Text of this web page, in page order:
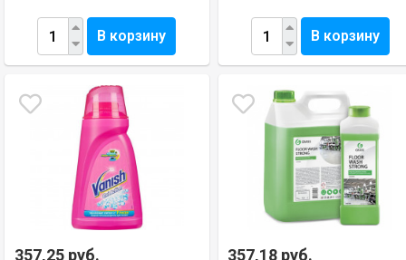
В корзину В корзину
357,25 руб. 357,18 руб.